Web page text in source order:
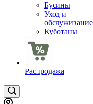
Бусины
Уход и
обслуживание
Куботаны
Распродажа